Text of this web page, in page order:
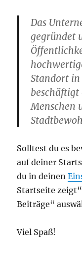
Das
gegründet
Standort
beschäftigt
Menschen
Solltest du es
auf deiner
du in deinen
Startseite
Beiträge“
Viel Spaß!